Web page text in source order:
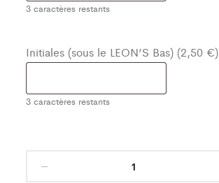
3 caractères restants
Initiales (sous le LEON’S Bas) (2,50 €)
3 caractères restants